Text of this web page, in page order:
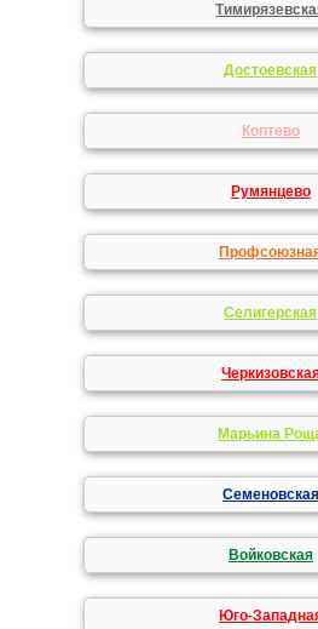
Достоевская
Коптево
Румянцево
Селигерская
Марьина
Семеновская
Войковская
Юго-